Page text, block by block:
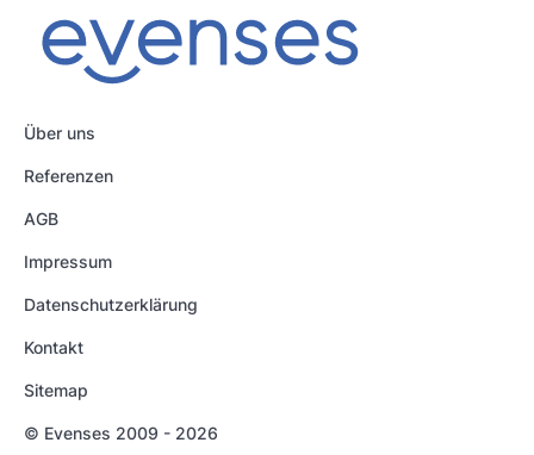
Über uns
Referenzen
AGB
Impressum
Datenschutzerklärung
Kontakt
Sitemap
© Evenses 2009 - 2026